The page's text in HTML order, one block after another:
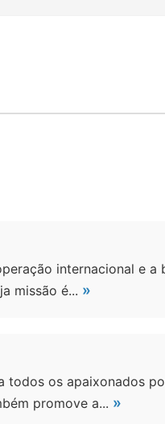
internacional e
missão é... »
todos os apaixonados
promove a... »